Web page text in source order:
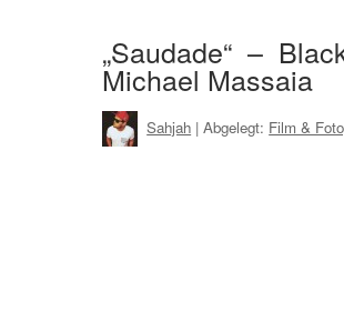
„Saudade“ –
Michael Massaia
Sahjah | Abgelegt: Film &